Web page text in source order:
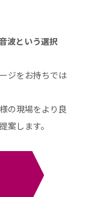
波という選択
ジをお持ちでは
の現場をより良
案します。